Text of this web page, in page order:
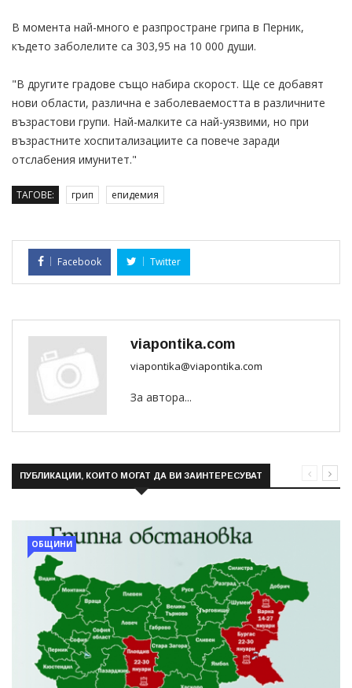
В момента най-много е разпростране грипа в Перник,
където заболелите са 303,95 на 10 000 души.
"В другите градове също набира скорост. Ще се добавят
нови области, различна е заболеваемостта в различните
възрастови групи. Най-малките са най-уязвими, но при
възрастните хоспитализациите са повече заради
отслабения имунитет."
ТАГОВЕ: грип епидемия
Facebook Twitter
viapontika.com
viapontika@viapontika.com
За автора...
ПУБЛИКАЦИИ, КОИТО МОГАТ ДА ВИ ЗАИНТЕРЕСУВАТ
ОБЩИНИ